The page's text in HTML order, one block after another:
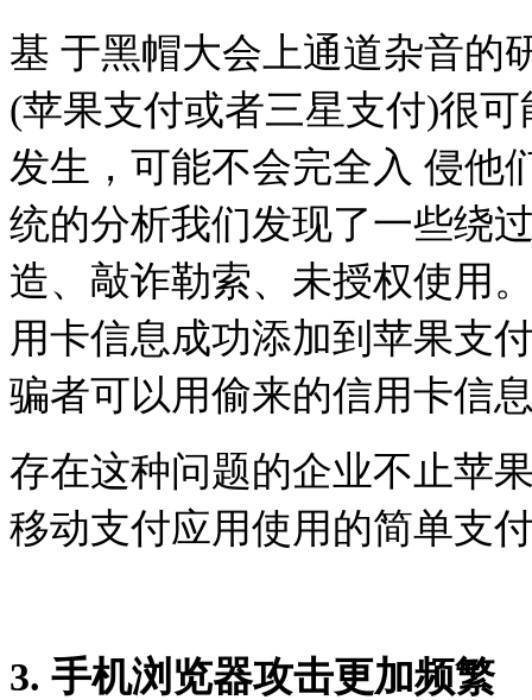
基 于黑帽大会上通道杂音的
(苹果支付或者三星支付)很
发生，可能不会完全入 侵他
统的分析我们发现了一些绕
造、敲诈勒索、未授权使用
用卡信息成功添加到苹果支
骗者可以用偷来的信用卡信
存在这种问题的企业不止苹
移动支付应用使用的简单支
3. 手机浏览器攻击更加频繁